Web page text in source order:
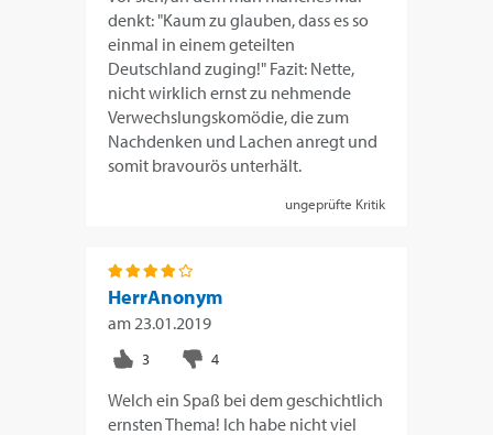
denkt: "Kaum zu glauben, dass es so
einmal in einem geteilten
Deutschland zuging!" Fazit: Nette,
nicht wirklich ernst zu nehmende
Verwechslungskomödie, die zum
Nachdenken und Lachen anregt und
somit bravourös unterhält.
ungeprüfte Kritik
HerrAnonym
am23.01.2019
Welch ein Spaß bei dem geschichtlich
ernsten Thema! Ich habe nicht viel